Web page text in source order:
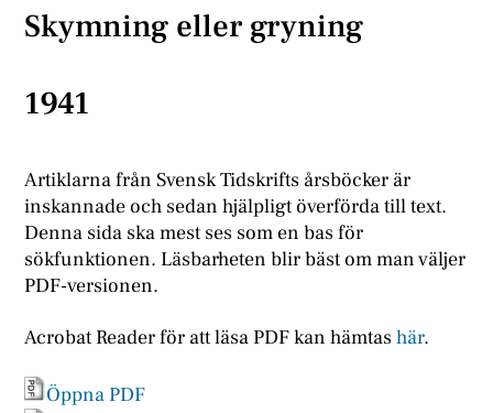
Skymning eller gryning
1941
Artiklarna från Svensk Tidskrifts årsböcker är
inskannade och sedan hjälpligt överförda till text.
Denna sida ska mest ses som en bas för
sökfunktionen. Läsbarheten blir bäst om man väljer
PDF-versionen.
Acrobat Reader för att läsa PDF kan hämtashär.
Öppna PDF